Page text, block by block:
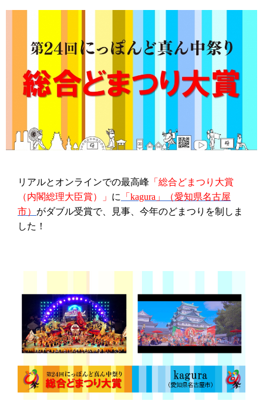
リアルとオンラインでの最高峰 「総合どまつり大賞
（内閣総理大臣賞）」 に 「 kagura 」（愛知県名古屋
市） がダブル受賞で、見事、今年のどまつりを制しま
した！